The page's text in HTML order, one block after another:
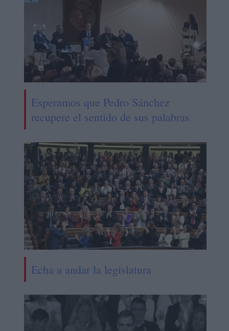
Esperamos que Pedro Sánchez
recupere el sentido de sus palabras
Echa a andar la legislatura